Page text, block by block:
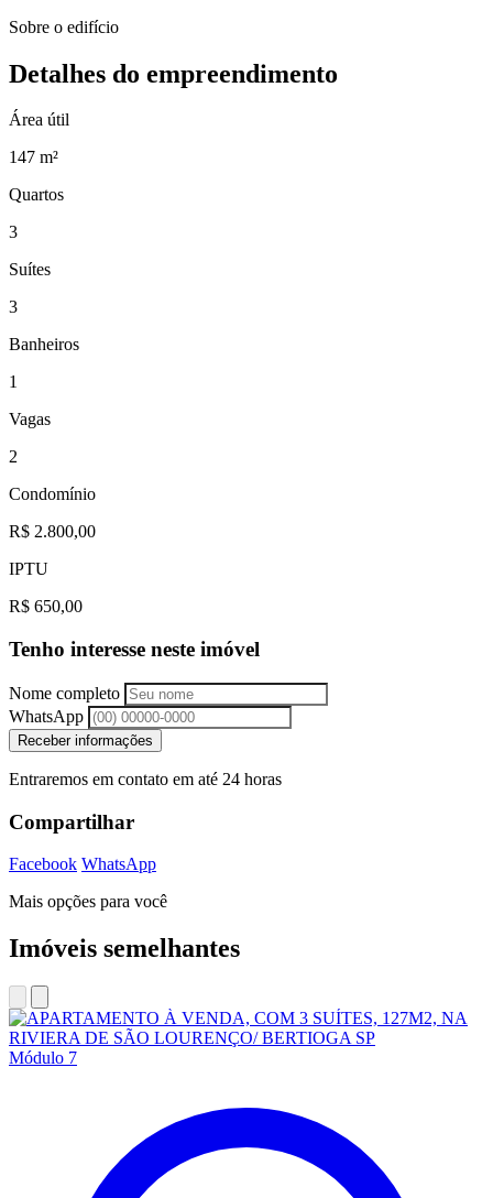
Sobre o edifício
Detalhes do empreendimento
Área útil
147 m²
Quartos
3
Suítes
3
Banheiros
1
Vagas
2
Condomínio
R$ 2.800,00
IPTU
R$ 650,00
Tenho interesse neste imóvel
Nome completo
WhatsApp
Receber informações
Entraremos em contato em até 24 horas
Compartilhar
Facebook WhatsApp
Mais opções para você
Imóveis semelhantes
Módulo 7